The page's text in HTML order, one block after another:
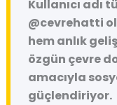
Kullanıcı
@cevrehatti
hem anlık
özgün çevre
amacıyla
güçlendiriyor.